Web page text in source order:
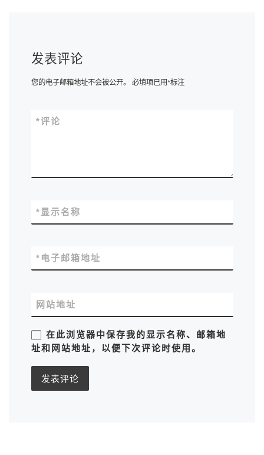
发表评论
您的电子邮箱地址不会被公开。 必填项已用*标注
评论
*
显示名称
*
电子邮箱地址
*
网站地址
在此浏览器中保存我的显示名称、邮箱地
址和网站地址，以便下次评论时使用。